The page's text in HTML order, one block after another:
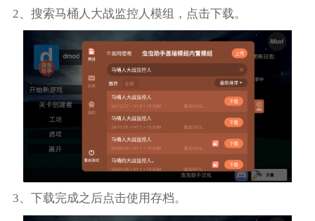
2、搜索马桶人大战监控人模组，点击下载。
3、下载完成之后点击使用存档。